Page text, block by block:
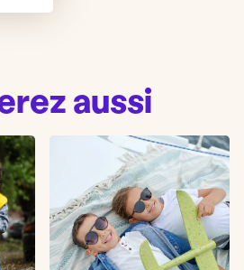
aussi